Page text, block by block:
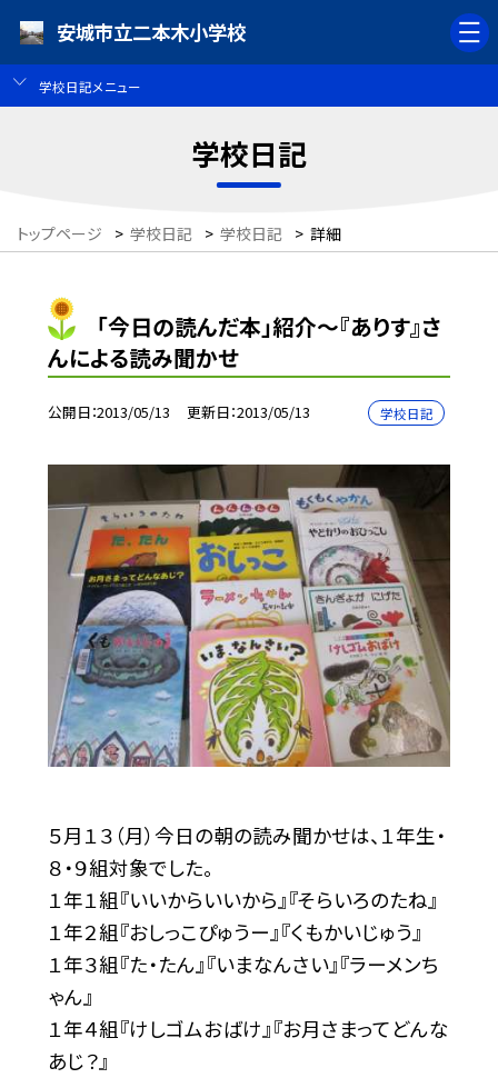
安城市立二本木小学校
学校日記メニュー
学校日記
トップページ > 学校日記 > 学校日記 > 詳細
「今日の読んだ本」紹介〜『ありす』さ
んによる読み聞かせ
公開日 2013/05/13 更新日 2013/05/13 学校日記
５月１３（月）今日の朝の読み聞かせは、１年生・
８・９組対象でした。
１年１組『いいからいいから』『そらいろのたね』
１年２組『おしっこぴゅうー』『くもかいじゅう』
１年３組『た・たん』『いまなんさい』『ラーメンち
ゃん』
１年４組『けしゴムおばけ』『お月さまってどんな
あじ？』